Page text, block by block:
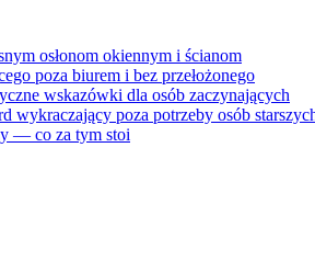
osłonom okiennym i ścianom
poza biurem i bez przełożonego
wskazówki dla osób zaczynających
wykraczający poza potrzeby osób
— co za tym stoi